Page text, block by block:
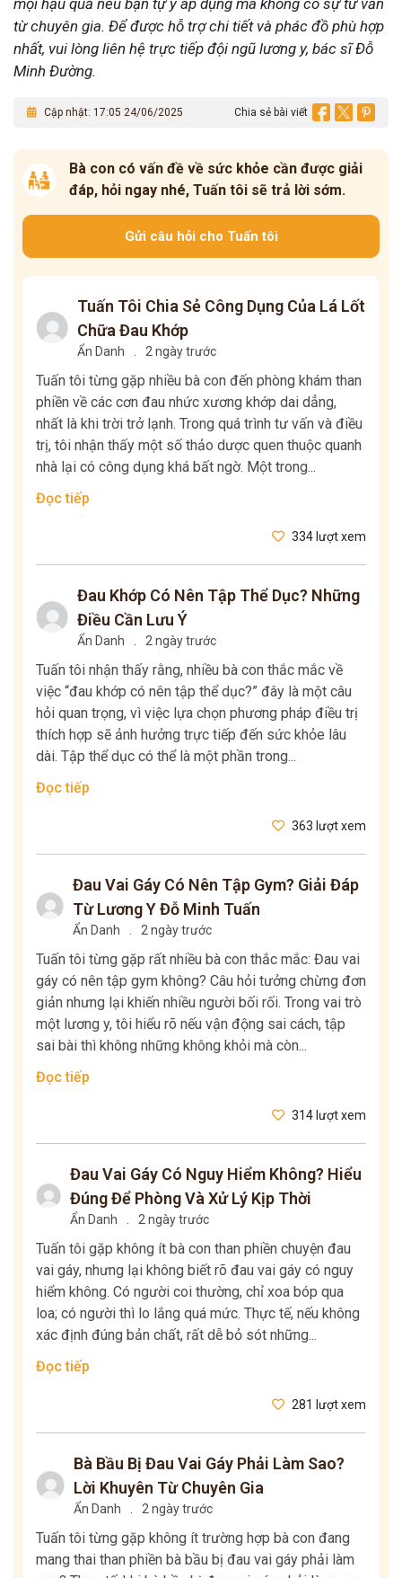
mọi hậu quả nếu bạn tự ý áp dụng mà không có sự tư vấn
từ chuyên gia. Để được hỗ trợ chi tiết và phác đồ phù hợp
nhất, vui lòng liên hệ trực tiếp đội ngũ lương y, bác sĩ Đỗ
Minh Đường.
Cập nhật: 17:05 24/06/2025 Chia sẻ bài viết
Bà con có vấn đề về sức khỏe cần được giải
đáp, hỏi ngay nhé, Tuấn tôi sẽ trả lời sớm.
Gửi câu hỏi cho Tuấn tôi
Tuấn Tôi Chia Sẻ Công Dụng Của Lá Lốt
Chữa Đau Khớp
Ẩn Danh . 2 ngày trước
Tuấn tôi từng gặp nhiều bà con đến phòng khám than
phiền về các cơn đau nhức xương khớp dai dẳng,
nhất là khi trời trở lạnh. Trong quá trình tư vấn và điều
trị, tôi nhận thấy một số thảo dược quen thuộc quanh
nhà lại có công dụng khá bất ngờ. Một trong...
Đọc tiếp
334 lượt xem
Đau Khớp Có Nên Tập Thể Dục? Những
Điều Cần Lưu Ý
Ẩn Danh . 2 ngày trước
Tuấn tôi nhận thấy rằng, nhiều bà con thắc mắc về
việc “đau khớp có nên tập thể dục?” đây là một câu
hỏi quan trọng, vì việc lựa chọn phương pháp điều trị
thích hợp sẽ ảnh hưởng trực tiếp đến sức khỏe lâu
dài. Tập thể dục có thể là một phần trong...
Đọc tiếp
363 lượt xem
Đau Vai Gáy Có Nên Tập Gym? Giải Đáp
Từ Lương Y Đỗ Minh Tuấn
Ẩn Danh . 2 ngày trước
Tuấn tôi từng gặp rất nhiều bà con thắc mắc: Đau vai
gáy có nên tập gym không? Câu hỏi tưởng chừng đơn
giản nhưng lại khiến nhiều người bối rối. Trong vai trò
một lương y, tôi hiểu rõ nếu vận động sai cách, tập
sai bài thì không những không khỏi mà còn...
Đọc tiếp
314 lượt xem
Đau Vai Gáy Có Nguy Hiểm Không? Hiểu
Đúng Để Phòng Và Xử Lý Kịp Thời
Ẩn Danh . 2 ngày trước
Tuấn tôi gặp không ít bà con than phiền chuyện đau
vai gáy, nhưng lại không biết rõ đau vai gáy có nguy
hiểm không. Có người coi thường, chỉ xoa bóp qua
loa; có người thì lo lắng quá mức. Thực tế, nếu không
xác định đúng bản chất, rất dễ bỏ sót những...
Đọc tiếp
281 lượt xem
Bà Bầu Bị Đau Vai Gáy Phải Làm Sao?
Lời Khuyên Từ Chuyên Gia
Ẩn Danh . 2 ngày trước
Tuấn tôi từng gặp không ít trường hợp bà con đang
mang thai than phiền bà bầu bị đau vai gáy phải làm